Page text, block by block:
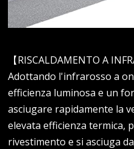
【RISCALDAMENTO A
Adottando l'infrarosso a
efficienza luminosa e un
asciugare rapidamente la
elevata efficienza termica,
rivestimento e si asciuga